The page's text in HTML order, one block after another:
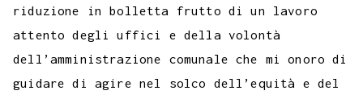
riduzione in bolletta frutto di un lavoro
attento degli uffici e della volontà
dell’amministrazione comunale che mi onoro di
guidare di agire nel solco dell’equità e del